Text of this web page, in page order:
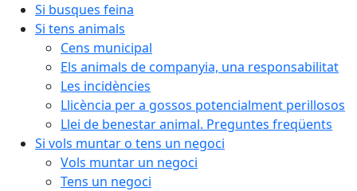
Si busques feina
Si tens animals
Cens municipal
Els animals de companyia, una responsabilitat
Les incidències
Llicència per a gossos potencialment perillosos
Llei de benestar animal. Preguntes freqüents
Si vols muntar o tens un negoci
Vols muntar un negoci
Tens un negoci